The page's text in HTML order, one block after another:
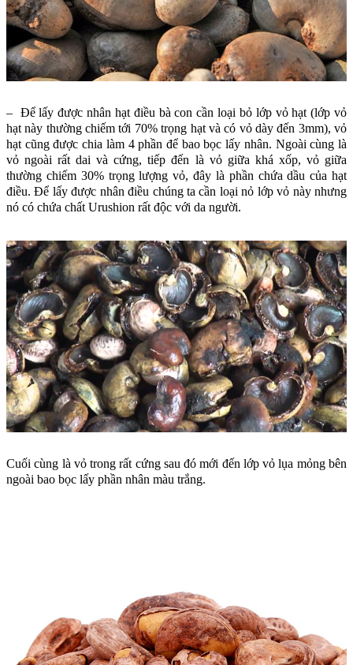
– Để lấy được nhân hạt điều bà con cần loại bỏ lớp vỏ hạt (lớp vỏ
hạt này thường chiếm tới 70% trọng hạt và có vỏ dày đến 3mm), vỏ
hạt cũng được chia làm 4 phần để bao bọc lấy nhân. Ngoài cùng là
vỏ ngoài rất dai và cứng, tiếp đến là vỏ giữa khá xốp, vỏ giữa
thường chiếm 30% trọng lượng vỏ, đây là phần chứa dầu của hạt
điều. Để lấy được nhân điều chúng ta cần loại nỏ lớp vỏ này nhưng
nó có chứa chất Urushion rất độc với da người.
Cuối cùng là vỏ trong rất cứng sau đó mới đến lớp vỏ lụa mỏng bên
ngoài bao bọc lấy phần nhân màu trắng.